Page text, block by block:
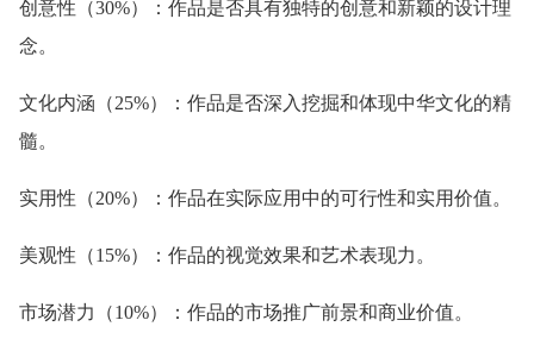
创意性（30%）：作品是否具有独特的创意和新颖的设计理
念。
文化内涵（25%）：作品是否深入挖掘和体现中华文化的精
髓。
实用性（20%）：作品在实际应用中的可行性和实用价值。
美观性（15%）：作品的视觉效果和艺术表现力。
市场潜力（10%）：作品的市场推广前景和商业价值。